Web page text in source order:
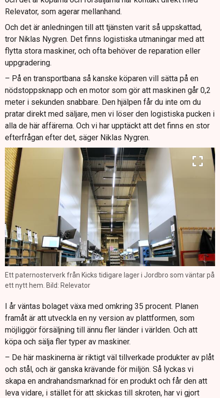
Relevator, som agerar mellanhand.
Och det är anledningen till att tjänsten varit så uppskattad,
tror Niklas Nygren. Det finns logistiska utmaningar med att
flytta stora maskiner, och ofta behöver de reparation eller
uppgradering.
– På en transportbana så kanske köparen vill sätta på en
nödstoppsknapp och en motor som gör att maskinen går 0,2
meter i sekunden snabbare. Den hjälpen får du inte om du
pratar direkt med säljare, men vi löser den logistiska pucken i
alla de här affärerna. Och vi har upptäckt att det finns en stor
efterfrågan efter det, säger Niklas Nygren.
Ett paternosterverk från Kicks tidigare lager i Jordbro som väntar på
ett nytt hem. Bild: Relevator
I år väntas bolaget växa med omkring 35 procent. Planen
framåt är att utveckla en ny version av plattformen, som
möjliggör försäljning till ännu fler länder i världen. Och att
köpa och sälja fler typer av maskiner.
– De här maskinerna är riktigt väl tillverkade produkter av plåt
och stål, och är ganska krävande för miljön. Så lyckas vi
skapa en andrahandsmarknad för en produkt och får den att
leva vidare, i stället för att skickas till skroten, har vi gjort